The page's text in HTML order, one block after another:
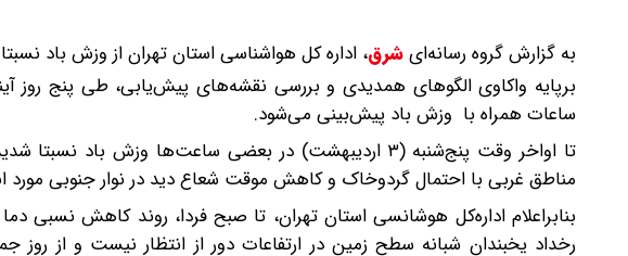
به گزارش گروه رسانه‌ایشرق، اداره کل هواشناسی استان تهران از وزش باد
برپایه واکاوی الگوهای همدیدی و بررسی نقشه‌های پیش‌یابی، طی پنج روز
ساعات همراه با وزش باد پیش‌بینی می‌شود.
تا اواخر وقت پنج‌شنبه (۳ اردیبهشت) در بعضی ساعت‌ها وزش
مناطق غربی با احتمال گردوخاک و کاهش موقت شعاع دید در نوار جنوبی مورد
بنابراعلام اداره‌کل هوشانسی استان تهران، تا صبح فردا، روند کاهش نسبی